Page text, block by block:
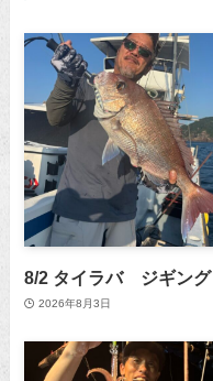
8/2 タイラバ ジギング
2026年8月3日